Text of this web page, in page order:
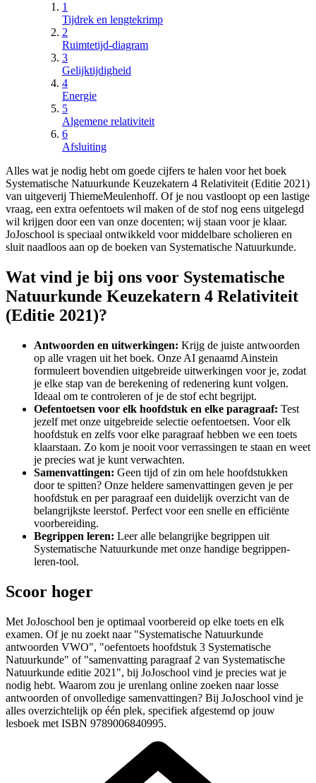
1
Tijdrek en lengtekrimp
2
Ruimtetijd-diagram
3
Gelijktijdigheid
4
Energie
5
Algemene relativiteit
6
Afsluiting
Alles wat je nodig hebt om goede cijfers te halen voor het boek
Systematische Natuurkunde Keuzekatern 4 Relativiteit (Editie 2021)
van uitgeverij ThiemeMeulenhoff. Of je nou vastloopt op een lastige
vraag, een extra oefentoets wil maken of de stof nog eens uitgelegd
wil krijgen door een van onze docenten; wij staan voor je klaar.
JoJoschool is speciaal ontwikkeld voor middelbare scholieren en
sluit naadloos aan op de boeken van Systematische Natuurkunde.
Wat vind je bij ons voor Systematische
Natuurkunde Keuzekatern 4 Relativiteit
(Editie 2021)?
Antwoorden en uitwerkingen: Krijg de juiste antwoorden
op alle vragen uit het boek. Onze AI genaamd Ainstein
formuleert bovendien uitgebreide uitwerkingen voor je, zodat
je elke stap van de berekening of redenering kunt volgen.
Ideaal om te controleren of je de stof echt begrijpt.
Oefentoetsen voor elk hoofdstuk en elke paragraaf: Test
jezelf met onze uitgebreide selectie oefentoetsen. Voor elk
hoofdstuk en zelfs voor elke paragraaf hebben we een toets
klaarstaan. Zo kom je nooit voor verrassingen te staan en weet
je precies wat je kunt verwachten.
Samenvattingen: Geen tijd of zin om hele hoofdstukken
door te spitten? Onze heldere samenvattingen geven je per
hoofdstuk en per paragraaf een duidelijk overzicht van de
belangrijkste leerstof. Perfect voor een snelle en efficiënte
voorbereiding.
Begrippen leren: Leer alle belangrijke begrippen uit
Systematische Natuurkunde met onze handige begrippen-
leren-tool.
Scoor hoger
Met JoJoschool ben je optimaal voorbereid op elke toets en elk
examen. Of je nu zoekt naar "Systematische Natuurkunde
antwoorden VWO", "oefentoets hoofdstuk 3 Systematische
Natuurkunde" of "samenvatting paragraaf 2 van Systematische
Natuurkunde editie 2021 ", bij JoJoschool vind je precies wat je
nodig hebt. Waarom zou je urenlang online zoeken naar losse
antwoorden of onvolledige samenvattingen? Bij JoJoschool vind je
alles overzichtelijk op één plek, specifiek afgestemd op jouw
lesboek met ISBN 9789006840995.